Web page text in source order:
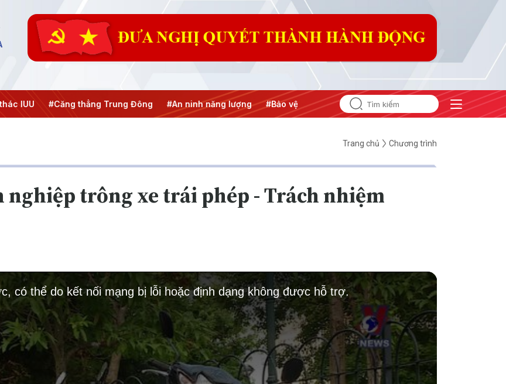
IUU #Căng thẳng Trung Đông #An ninh năng lượng #Bảo vệ nền tảng tư tưởng của Đảng #Hội nghị Trung
Trang chủ Chương trình
nghiệp trông xe trái phép - Trách nhiệm
có thể do kết nối mạng bị lỗi hoặc định dạng không được hỗ trợ.